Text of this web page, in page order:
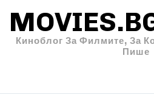
Киноблог За Филмите, За
Пише